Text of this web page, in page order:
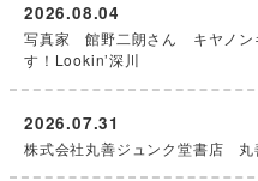
写真家 館野二朗さん キヤノン
す！Lookin’深川
2026.08.04
株式会社丸善ジュンク堂書店 丸
2026.07.31